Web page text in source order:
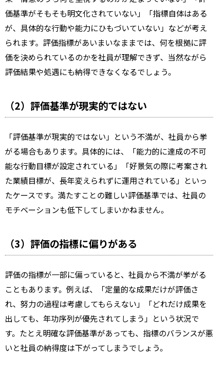
価基準がそもそも明文化されていない」「指標自体はある
が、具体的な行動や能力にひもづいていない」などが考え
られます。評価指標があいまいなままでは、何を根拠に評
価を決められているのかを社員が理解できず、当然ながら
評価結果や処遇にも納得できなくなるでしょう。
（2）評価基準が現実的ではない
「評価基準が現実的ではない」という不満が、社員から挙
がる場合もあります。具体的には、「能力的に達成の不可
能な行動目標が設定されている」「好景気の際に考案され
た業績目標が、長年変えられずに運用されている」といっ
たケースです。満たすことの難しい評価基準では、社員の
モチベーションも低下してしまいかねません。
（3）評価の指標に偏りがある
評価の指標が一部に偏っていると、社員から不満が挙がる
こともあります。例えば、「定量的な成果だけが評価さ
れ、努力の過程は考慮してもらえない」「どれだけ成果を
出しても、年功序列が優先されてしまう」という状況で
す。たとえ明確な評価基準があっても、指標のバランスが悪
いと社員の納得度は下がってしまうでしょう。